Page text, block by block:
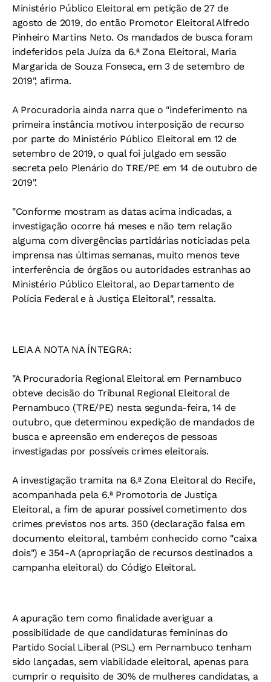
Ministério Público Eleitoral em petição de 27 de
agosto de 2019, do então Promotor Eleitoral Alfredo
Pinheiro Martins Neto. Os mandados de busca foram
indeferidos pela Juíza da 6.ª Zona Eleitoral, Maria
Margarida de Souza Fonseca, em 3 de setembro de
2019", afirma.
A Procuradoria ainda narra que o "indeferimento na
primeira instância motivou interposição de recurso
por parte do Ministério Público Eleitoral em 12 de
setembro de 2019, o qual foi julgado em sessão
secreta pelo Plenário do TRE/PE em 14 de outubro de
2019".
"Conforme mostram as datas acima indicadas, a
investigação ocorre há meses e não tem relação
alguma com divergências partidárias noticiadas pela
imprensa nas últimas semanas, muito menos teve
interferência de órgãos ou autoridades estranhas ao
Ministério Público Eleitoral, ao Departamento de
Polícia Federal e à Justiça Eleitoral", ressalta.
LEIA A NOTA NA ÍNTEGRA:
"A Procuradoria Regional Eleitoral em Pernambuco
obteve decisão do Tribunal Regional Eleitoral de
Pernambuco (TRE/PE) nesta segunda-feira, 14 de
outubro, que determinou expedição de mandados de
busca e apreensão em endereços de pessoas
investigadas por possíveis crimes eleitorais.
A investigação tramita na 6.ª Zona Eleitoral do Recife,
acompanhada pela 6.ª Promotoria de Justiça
Eleitoral, a fim de apurar possível cometimento dos
crimes previstos nos arts. 350 (declaração falsa em
documento eleitoral, também conhecido como "caixa
dois") e 354-A (apropriação de recursos destinados a
campanha eleitoral) do Código Eleitoral.
A apuração tem como finalidade averiguar a
possibilidade de que candidaturas femininas do
Partido Social Liberal (PSL) em Pernambuco tenham
sido lançadas, sem viabilidade eleitoral, apenas para
cumprir o requisito de 30% de mulheres candidatas, a